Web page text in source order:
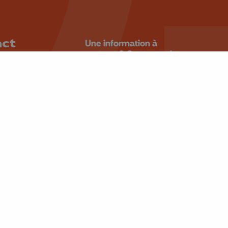
Une information à
partager? Contactez la